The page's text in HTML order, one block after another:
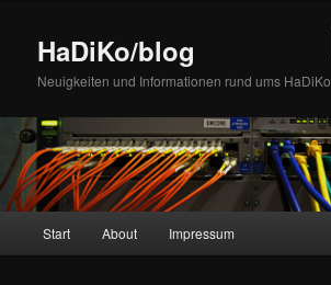
wechselnHaDiKo/blog
Neuigkeiten und Informationen rund ums HaDiKo
Start About Impressum